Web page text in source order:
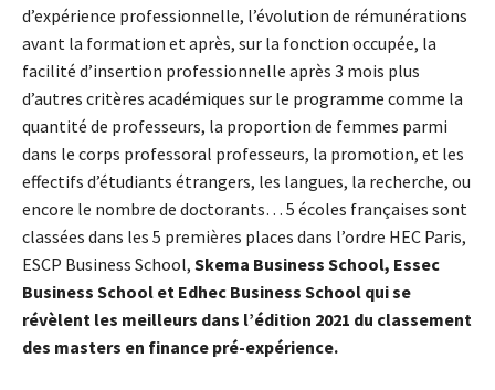
d’expérience professionnelle, l’évolution de rémunérations
avant la formation et après, sur la fonction occupée, la
facilité d’insertion professionnelle après 3 mois plus
d’autres critères académiques sur le programme comme la
quantité de professeurs, la proportion de femmes parmi
dans le corps professoral professeurs, la promotion, et les
effectifs d’étudiants étrangers, les langues, la recherche, ou
encore le nombre de doctorants… 5 écoles françaises sont
classées dans les 5 premières places dans l’ordre HEC Paris,
ESCP Business School, Skema Business School, Essec
Business School et Edhec Business School qui se
révèlent les meilleurs dans l’édition 2021 du classement
des masters en finance pré-expérience.